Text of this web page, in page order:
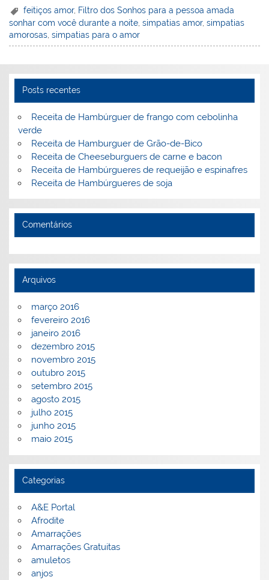
er
e
st
k
e
dI
c
e
b
o
k
itt
er
ai
l
h
o
o
l
t
ar
e
feitiços amor, Filtro dos Sonhos para a pessoa amada
sonhar com você durante a noite,simpatias amor,simpatias
amorosas,simpatias para o amor
Posts recentes
Receita de Hambúrguer de frango com cebolinha
verde
Receita de Hamburguer de Grão-de-Bico
Receita de Cheeseburguers de carne e bacon
Receita de Hambúrgueres de requeijão e espinafres
Receita de Hambúrgueres de soja
Comentários
Arquivos
março 2016
fevereiro 2016
janeiro 2016
dezembro 2015
novembro 2015
outubro 2015
setembro 2015
agosto 2015
julho 2015
junho 2015
maio 2015
Categorias
A&E Portal
Afrodite
Amarrações
Amarrações Gratuitas
amuletos
anjos